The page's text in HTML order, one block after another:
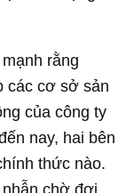
rằng
các cơ sở sản
của công ty
nay, hai bên
thức nào.
chờ đợi